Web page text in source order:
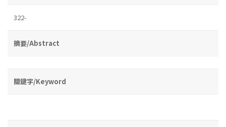
322-
摘要/Abstract
關鍵字/Keyword